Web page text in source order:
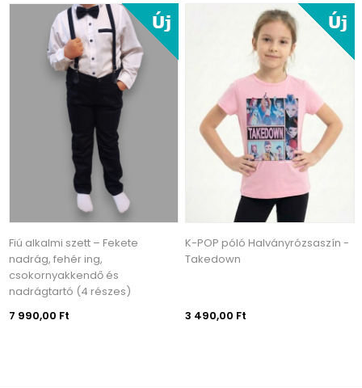
Fiú alkalmi szett – Fekete
nadrág, fehér ing,
csokornyakkendő és
nadrágtartó (4 részes)
7 990,00 Ft
K-POP póló Halványrózsaszín -
Takedown
3 490,00 Ft